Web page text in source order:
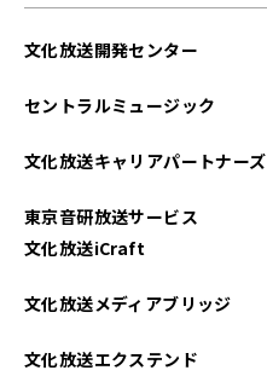
文化放送開発センター
セントラルミュージック
文化放送キャリアパートナーズ
東京音研放送サービス
文化放送iCraft
文化放送メディアブリッジ
文化放送エクステンド